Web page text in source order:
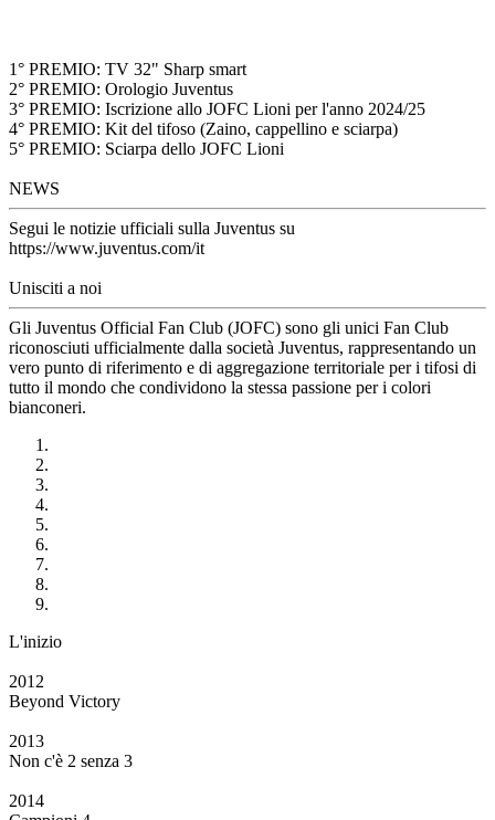
1° PREMIO: TV 32" Sharp smart
2° PREMIO: Orologio Juventus
3° PREMIO: Iscrizione allo JOFC Lioni per l'anno 2024/25
4° PREMIO: Kit del tifoso (Zaino, cappellino e sciarpa)
5° PREMIO: Sciarpa dello JOFC Lioni
NEWS
Segui le notizie ufficiali sulla Juventus su
https://www.juventus.com/it
Unisciti a noi
Gli Juventus Official Fan Club (JOFC) sono gli unici Fan Club
riconosciuti ufficialmente dalla società Juventus, rappresentando un
vero punto di riferimento e di aggregazione territoriale per i tifosi di
tutto il mondo che condividono la stessa passione per i colori
bianconeri.
L'inizio
2012
Beyond Victory
2013
Non c'è 2 senza 3
2014